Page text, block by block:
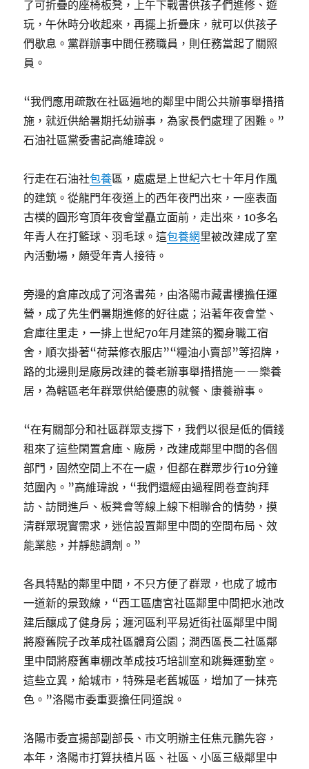
了可折疊的座椅板凳，上午下戰書供孩子們進修、遊
玩，午休時分收起來，再擺上折疊床，就可以供孩子
們歇息。黨群辦事中間任務職員，則任務當起了關照
員。
“我們應用疏散在社區遍地的鄰里中間公共辦事舉措措
施，就近供給暑期托幼辦事，為家長們處理了困難。”
石油社區黨委書記高維瑋說。
行走在石油社包養區，處處是上世紀六七十年月作風
的建筑。從龍門年夜道上的西年夜門出來，一座表面
古樸的圓形穹頂年夜會堂矗立面前，走出來，10多名
年青人在打籃球、羽毛球。這包養網 里被改建成了室
內活動場，頗受年青人接待。
旁邊的倉庫改成了河洛書苑，由洛陽市藏書樓擔任運
營，成了先生們暑期進修的好往處；沿著年夜會堂、
倉庫往里走，一排上世紀70年月建築的獨身職工宿
舍，順次掛著“荷葉修衣服店”“糧油小賣部”等招牌，
路的北邊則是廠房改建的養老辦事舉措措施——樂養
居，為轄區老年群眾供給優惠的就餐、康養辦事。
“在有關部分和社區群眾支撐下，我們以很是低的價錢
租來了這些閑置倉庫、廠房，改建成鄰里中間的各個
部門，固然空間上不在一處，但都在群眾步行10分鐘
范圍內。”高維瑋說，“我們還經由過程問卷查詢拜
訪、訪問進戶、板凳會等線上線下相聯合的情勢，摸
清群眾現實需求，迷信設置鄰里中間的空間布局、效
能業態，并靜態調劑。”
各具特點的鄰里中間，不只方便了群眾，也成了城市
一道新的景致線，“西工區唐宮社區鄰里中間把水池改
建后釀成了健身房；瀍河區利平易近街社區鄰里中間
將廢舊院子改革成社區體育公園；澗西區長二社區鄰
里中間將廢舊車棚改革成技巧培訓室和跳舞運動室。
這些立異，給城市，特殊是老舊城區，增加了一抹亮
色。”洛陽市委重要擔任同道說。
洛陽市委宣揚部副部長、市文明辦主任焦元鵬先容，
本年，洛陽市打算扶植片區、社區、小區三級鄰里中